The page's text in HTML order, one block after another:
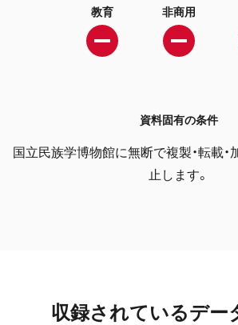
教育 非商用
資料固有の条件
国立民族学博物館に無断で複製・転載
止します。
収録されているデー